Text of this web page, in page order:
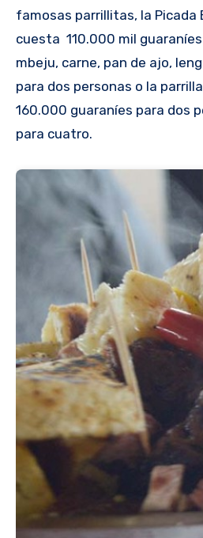
famosas parrillitas, la Picada
cuesta 110.000 mil
mbeju, carne, pan de ajo,
para dos personas o la
160.000 guaraníes para dos
para cuatro.